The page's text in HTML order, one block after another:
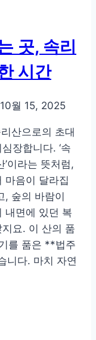
곳, 속리
시간
10월 15, 2025
산으로의 초대
장합니다. ‘속
이라는 뜻처럼,
마음이 달라집
, 숲의 바람이
내면에 있던 복
요. 이 산의 품
를 품은 **법주
니다. 마치 자연